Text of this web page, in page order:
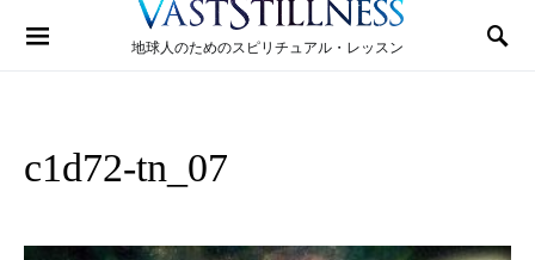
地球人のためのスピリチュアル・レッスン
Search for:
c1d72-tn_07